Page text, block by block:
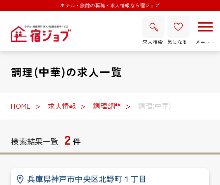
ホテル・旅館の転職・求人情報なら宿ジョブ
求人検索 気になる
調理(中華)の求人一覧
HOME 求人情報 調理部門 調理(中華)
検索結果一覧 2 件
兵庫県神戸市中央区北野町１丁目